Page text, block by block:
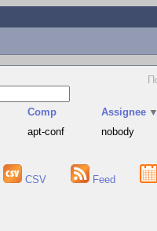
Comp Assignee ▼
apt-conf nobody
CSV Feed